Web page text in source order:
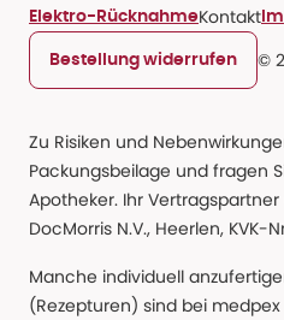
Elektro-RücknahmeKontakt
Bestellung widerrufen ©
Zu Risiken und
Packungsbeilage und fragen
Apotheker. Ihr
DocMorris N.V., Heerlen, KVK-
Manche individuell
(Rezepturen) sind bei